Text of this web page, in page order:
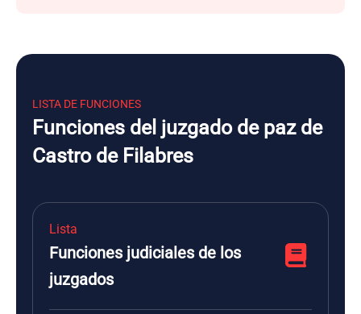
LISTA DE FUNCIONES
Funciones del juzgado de paz de
Castro de Filabres
Lista
Funciones judiciales de los
juzgados